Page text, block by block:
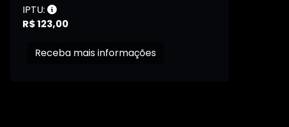
IPTU:
R$ 123,00
Receba mais informações